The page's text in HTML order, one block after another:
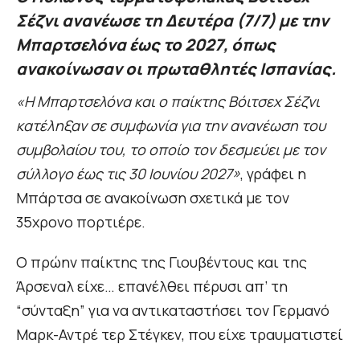
Σέζνι ανανέωσε τη Δευτέρα (7/7) με την
Μπαρτσελόνα έως το 2027, όπως
ανακοίνωσαν οι πρωταθλητές Ισπανίας.
«Η Μπαρτσελόνα και ο παίκτης Βόιτσεχ Σέζνι
κατέληξαν σε συμφωνία για την ανανέωση του
συμβολαίου του, το οποίο τον δεσμεύει με τον
σύλλογο έως τις 30 Ιουνίου 2027», γράφει η
Μπάρτσα σε ανακοίνωση σχετικά με τον
35χρονο πορτιέρε.
Ο πρώην παίκτης της Γιουβέντους και της
Άρσεναλ είχε… επανέλθει πέρυσι απ’ τη
“σύνταξη” για να αντικαταστήσει τον Γερμανό
Μαρκ-Αντρέ τερ Στέγκεν, που είχε τραυματιστεί